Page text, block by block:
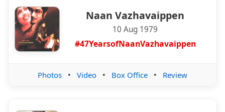
Naan Vazhavaippen
10 Aug 1979
#47YearsofNaanVazhavaippen
Photos • Video • Box Office • Review